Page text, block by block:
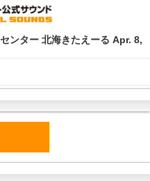
ンター 北海きたえーる Apr. 8,